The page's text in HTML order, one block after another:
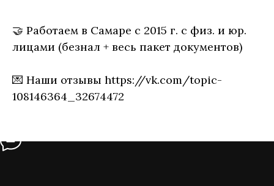
🤝 Работаем в Самаре с 2015 г. с физ. и юр.
лицами (безнал + весь пакет документов)
💌 Наши отзывы https://vk.com/topic-
108146364_32674472